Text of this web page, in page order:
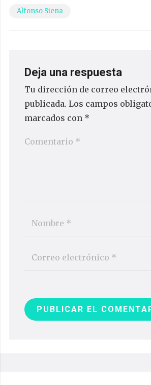
Alfonso Siena
Deja una respuesta
Tu dirección de correo
publicada. Los campos
marcados con *
PUBLICAR EL